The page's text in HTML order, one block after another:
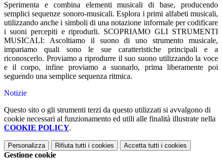
Sperimenta e combina elementi musicali di base, producendo
semplici sequenze sonoro-musicali. Esplora i primi alfabeti musicali,
utilizzando anche i simboli di una notazione informale per codificare
i suoni percepiti e riprodurli. SCOPRIAMO GLI STRUMENTI
MUSICALI: Ascoltiamo il suono di uno strumento musicale,
impariamo quali sono le sue caratteristiche principali e a
riconoscerlo. Proviamo a riprodurre il suo suono utilizzando la voce
e il corpo, infine proviamo a suonarlo, prima liberamente poi
seguendo una semplice sequenza ritmica.
Notizie
Questo sito o gli strumenti terzi da questo utilizzati si avvalgono di
cookie necessari al funzionamento ed utili alle finalità illustrate nella
COOKIE POLICY.
Personalizza Rifiuta tutti i cookies Accetta tutti i cookies
Gestione cookie